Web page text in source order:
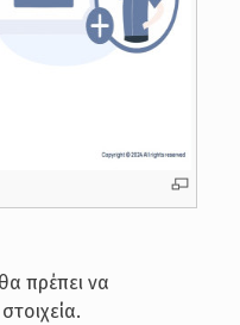
πρέπει να